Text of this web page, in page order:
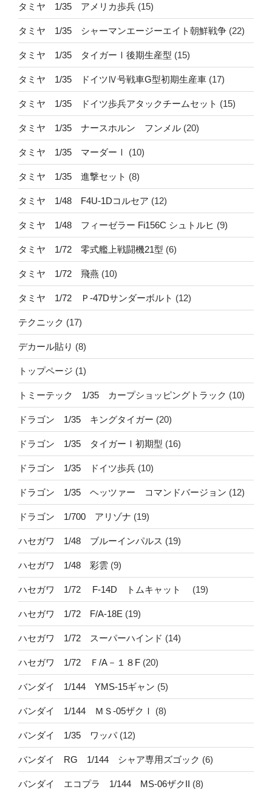
タミヤ 1/35 アメリカ歩兵 (15)
タミヤ 1/35 シャーマンエージーエイト朝鮮戦争 (22)
タミヤ 1/35 タイガーⅠ後期生産型 (15)
タミヤ 1/35 ドイツⅣ号戦車G型初期生産車 (17)
タミヤ 1/35 ドイツ歩兵アタックチームセット (15)
タミヤ 1/35 ナースホルン フンメル (20)
タミヤ 1/35 マーダーⅠ (10)
タミヤ 1/35 進撃セット (8)
タミヤ 1/48 F4U-1Dコルセア (12)
タミヤ 1/48 フィーゼラー Fi156C シュトルヒ (9)
タミヤ 1/72 零式艦上戦闘機21型 (6)
タミヤ 1/72 飛燕 (10)
タミヤ 1/72 Ｐ-47Dサンダーボルト (12)
テクニック (17)
デカール貼り (8)
トップページ (1)
トミーテック 1/35 カープショッピングトラック (10)
ドラゴン 1/35 キングタイガー (20)
ドラゴン 1/35 タイガーⅠ初期型 (16)
ドラゴン 1/35 ドイツ歩兵 (10)
ドラゴン 1/35 ヘッツァー コマンドバージョン (12)
ドラゴン 1/700 アリゾナ (19)
ハセガワ 1/48 ブルーインパルス (19)
ハセガワ 1/48 彩雲 (9)
ハセガワ 1/72 F-14D トムキャット (19)
ハセガワ 1/72 F/A-18E (19)
ハセガワ 1/72 スーパーハインド (14)
ハセガワ 1/72 Ｆ/A－１８F (20)
バンダイ 1/144 YMS-15ギャン (5)
バンダイ 1/144 ＭＳ-05ザクⅠ (8)
バンダイ 1/35 ワッパ(12)
バンダイ RG 1/144 シャア専用ズゴック (6)
バンダイ エコプラ 1/144 MS-06ザクII (8)